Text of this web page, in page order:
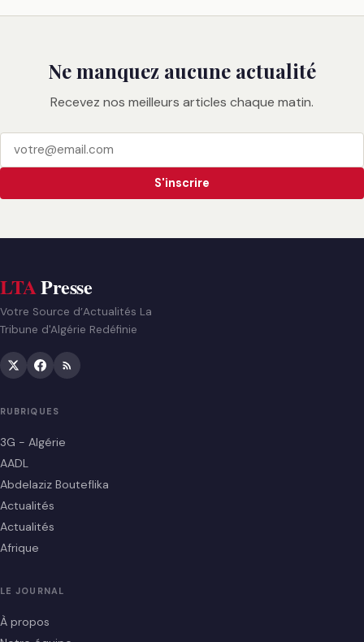
Ne manquez aucune actualité
Recevez nos meilleurs articles chaque matin.
S'inscrire
LTAPresse
Votre Source d’Actualités La
Tribune d'Algérie Redéfinie
RUBRIQUES
3G - Algérie
AADL
Abdelaziz Bouteflika
Actualités
Actualités
Afrique
LE JOURNAL
À propos